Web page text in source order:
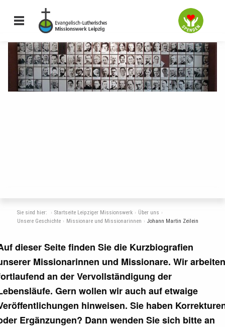
Missionarinnen und
Missionare
Sie sind hier: Startseite Leipziger Missionswerk
Über uns
Unsere Geschichte
Missionare und Missionarinnen Johann Martin Zeilein
dieser Seite finden Sie die Kurzbiografien
Missionarinnen und Missionare. Wir arbeiten
an der Vervollständigung der
Gern wollen wir auch auf etwaige
hinweisen. Sie haben
Ergänzungen? Dann wenden Sie sich bitte an